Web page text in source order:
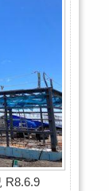
R8.6.9